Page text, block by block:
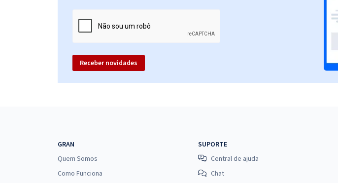
Receber novidades
GRAN
Quem Somos
Como Funciona
SUPORTE
Central de ajuda
Chat